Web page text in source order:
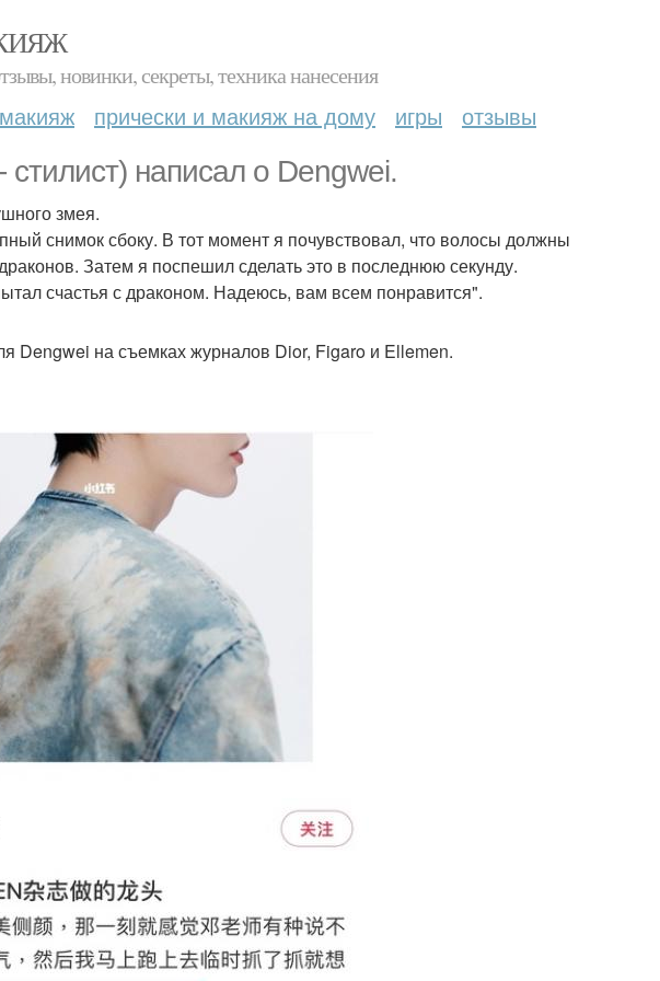
новинки, секреты, техника нанесения
прически и макияж на дому игры отзывы
написал о Dengwei.
змея.
снимок сбоку. В тот момент я почувствовал, что волосы должны
Затем я поспешил сделать это в последнюю секунду.
счастья с драконом. Надеюсь, вам всем понравится".
Dengwei на съемках журналов Dior, Figaro и Ellemen.